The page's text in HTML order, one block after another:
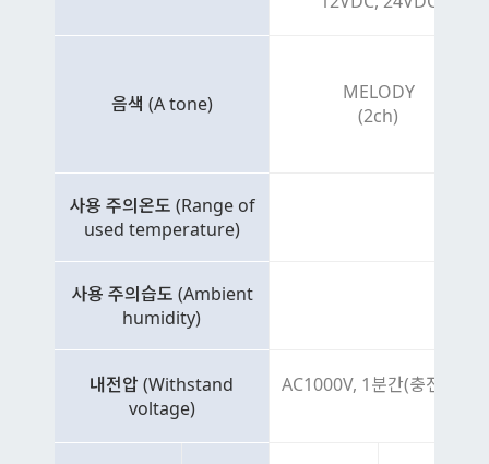
음색 (A tone)
MELODY
(2ch)
사용 주의온도 (Range of
used temperature)
사용 주의습도 (Ambient
humidity)
내전압 (Withstand
voltage)
AC1000V, 1분간(충전부